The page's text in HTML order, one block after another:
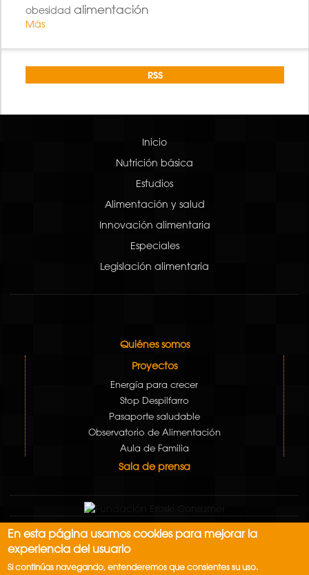
obesidad alimentación
Más
RSS
Inicio
Nutrición básica
Estudios
Alimentación y salud
Innovación alimentaria
Especiales
Legislación alimentaria
Quiénes somos
Proyectos
Energía para crecer
Stop Despilfarro
Pasaporte saludable
Observatorio de Alimentación
Aula de Familia
Sala de prensa
Aviso Legal
Política de cookies
En esta página usamos cookies para mejorar la
experiencia del usuario
Si continúas navegando, entenderemos que consientes su uso.